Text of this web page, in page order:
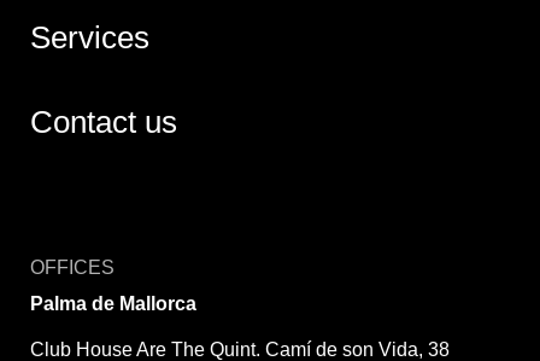
Services
Contact us
OFFICES
Palma de Mallorca
Club House Are The Quint. Camí de son Vida, 38